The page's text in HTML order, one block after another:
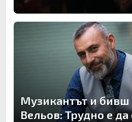
Музикантът и бивш
Вельов: Трудно е